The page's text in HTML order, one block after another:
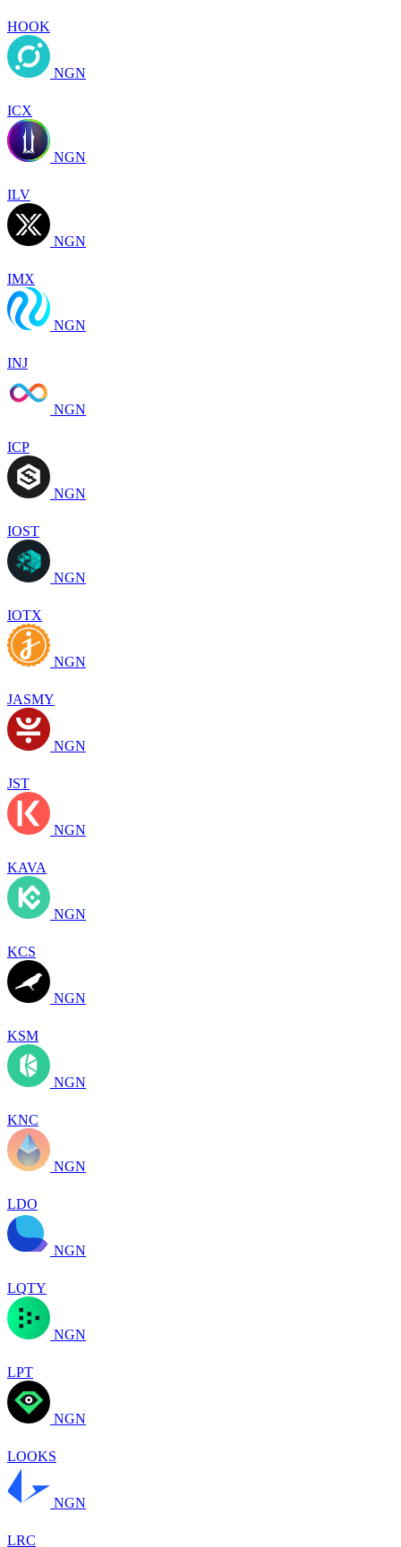
HOOK
NGN
ICX
NGN
ILV
NGN
IMX
NGN
INJ
NGN
ICP
NGN
IOST
NGN
IOTX
NGN
JASMY
NGN
JST
NGN
KAVA
NGN
KCS
NGN
KSM
NGN
KNC
NGN
LDO
NGN
LQTY
NGN
LPT
NGN
LOOKS
NGN
LRC